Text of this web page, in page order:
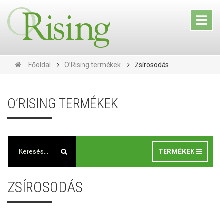
Főoldal O’Rising termékek Zsírosodás
O’RISING TERMÉKEK
TERMÉKEK
ZSÍROSODÁS